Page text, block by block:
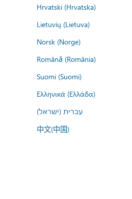
Hrvatski (Hrvatska)
Lietuvių (Lietuva)
Norsk (Norge)
Română (România)
Suomi (Suomi)
Ελληνικά (Ελλάδα)
עברית (ישראל)
中文(中国)